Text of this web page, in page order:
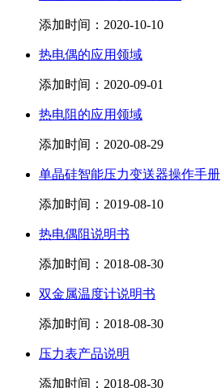
添加时间：2020-10-10
热电偶的应用领域
添加时间：2020-09-01
热电阻的应用领域
添加时间：2020-08-29
单晶硅智能压力变送器操作手册
添加时间：2019-08-10
热电偶阻说明书
添加时间：2018-08-30
双金属温度计说明书
添加时间：2018-08-30
压力表产品说明
添加时间：2018-08-30